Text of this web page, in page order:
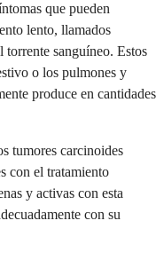
que pueden
lento, llamados
torrente sanguíneo. Estos
o los pulmones y
produce en cantidades
tumores carcinoides
con el tratamiento
y activas con esta
con su